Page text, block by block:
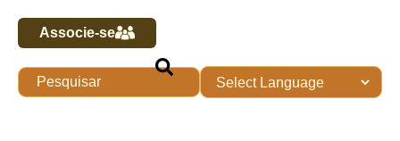
Associe-se